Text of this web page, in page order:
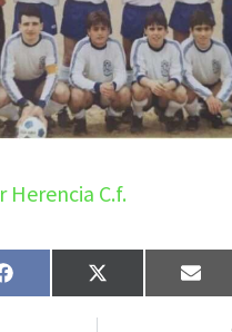
C.f.
Compartir
en
FacebookCompartir
en
X
(Twitter) en